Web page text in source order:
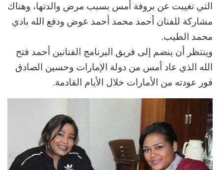
التي تغيبت عن بروفة أمس بسبب مرض والدتها، وهناك
مشاركة للفنان أحمد محمد أحمد عوض ودفع الله بادي
محمد الطيب.
وينتظر أن ينضم إلى فريق البرنامج الفنانين أحمد فتح
الله الذي عاد أمس من دولة الإمارات وحسين الصادق
فور عودته من الأمارات خلال الأيام القادمة.